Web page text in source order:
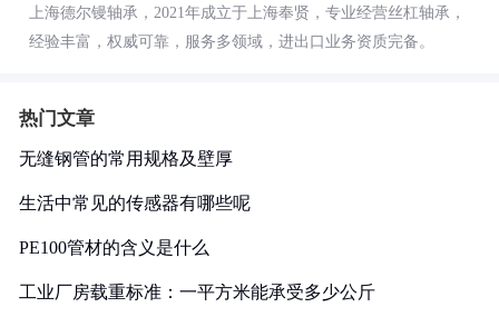
上海德尔镘轴承，2021年成立于上海奉贤，专业经营丝杠轴承，
经验丰富，权威可靠，服务多领域，进出口业务资质完备。
热门文章
无缝钢管的常用规格及壁厚
生活中常见的传感器有哪些呢
PE100管材的含义是什么
工业厂房载重标准：一平方米能承受多少公斤